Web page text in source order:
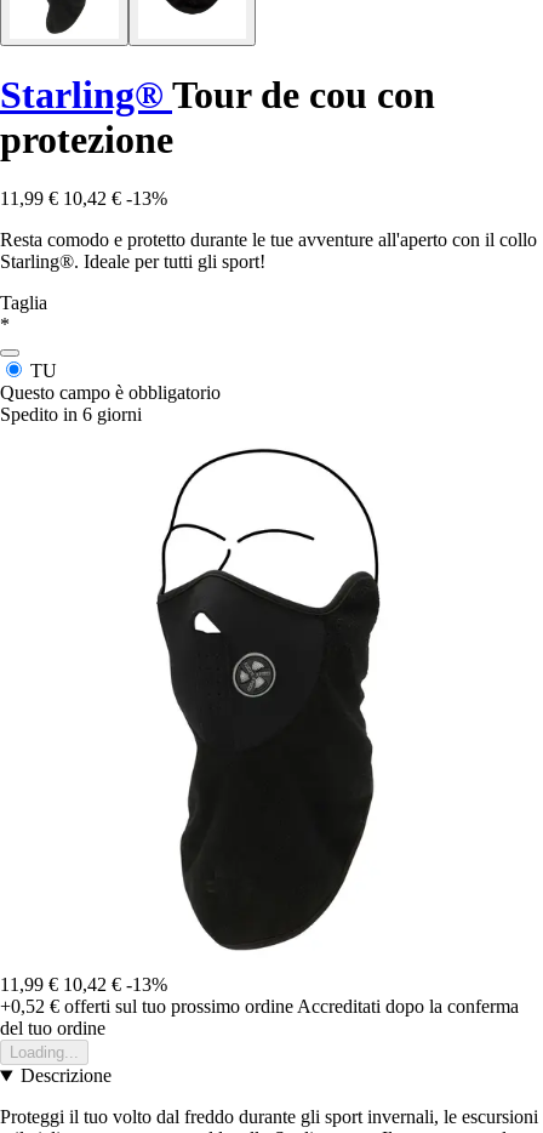
Starling® Tour de cou con
protezione
11,99 € 10,42 € -13%
Resta comodo e protetto durante le tue avventure all'aperto con il collo
Starling®. Ideale per tutti gli sport!
Taglia
*
TU
Questo campo è obbligatorio
Spedito in 6 giorni
11,99 € 10,42 € -13%
+0,52 € offerti sul tuo prossimo ordine Accreditati dopo la conferma
del tuo ordine
Loading...
Descrizione
Proteggi il tuo volto dal freddo durante gli sport invernali, le escursioni